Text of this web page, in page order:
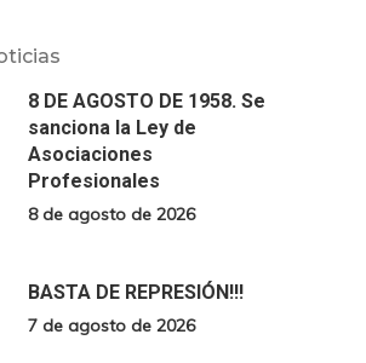
8 DE AGOSTO DE 1958. Se
sanciona la Ley de
Asociaciones
Profesionales
8 de agosto de 2026
BASTA DE REPRESIÓN!!!
7 de agosto de 2026